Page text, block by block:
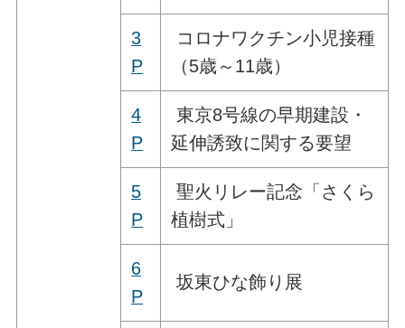
3
P
コロナワクチン小児接種
（5歳～11歳）
4
P
東京8号線の早期建設・
延伸誘致に関する要望
5
P
聖火リレー記念「さくら
植樹式」
6
P
坂東ひな飾り展